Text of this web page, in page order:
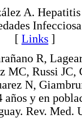
A.
[ Links ]
R,
MC, Russi
N,
años y en
Rev.